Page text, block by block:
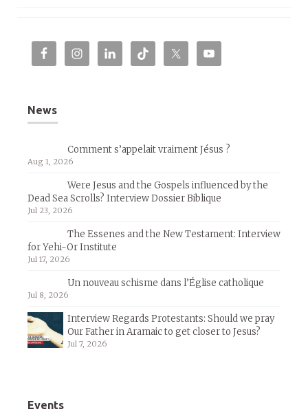
News
Comment s’appelait vraiment Jésus ?
Aug 1, 2026
Were Jesus and the Gospels influenced by the
Dead Sea Scrolls? Interview Dossier Biblique
Jul 23, 2026
The Essenes and the New Testament: Interview
for Yehi-Or Institute
Jul 17, 2026
Un nouveau schisme dans l’Église catholique
Jul 8, 2026
Interview Regards Protestants: Should we pray
Our Father in Aramaic to get closer to Jesus?
Jul 7, 2026
Events